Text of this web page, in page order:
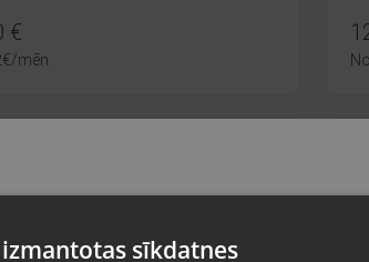
€
€/mēn. No
sīkdatnes